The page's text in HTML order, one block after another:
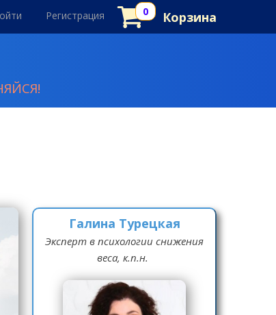
Регистрация Корзина
Галина Турецкая
Эксперт в психологии снижения
веса, к.п.н.